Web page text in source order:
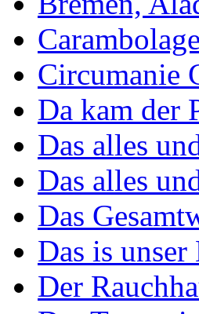
Carambolage
Circumanie
Da kam der
Das alles
Das alles
Das
Das is unser
Der